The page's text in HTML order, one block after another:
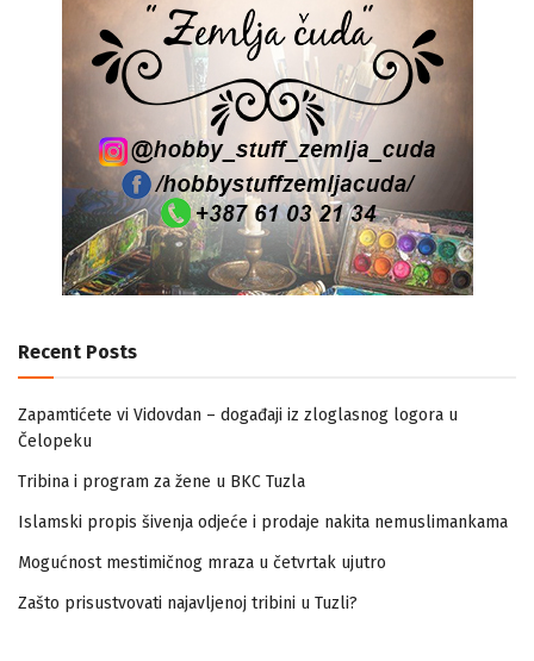
Recent Posts
Zapamtićete vi Vidovdan – događaji iz zloglasnog logora u
Čelopeku
Tribina i program za žene u BKC Tuzla
Islamski propis šivenja odjeće i prodaje nakita nemuslimankama
Mogućnost mestimičnog mraza u četvrtak ujutro
Zašto prisustvovati najavljenoj tribini u Tuzli?